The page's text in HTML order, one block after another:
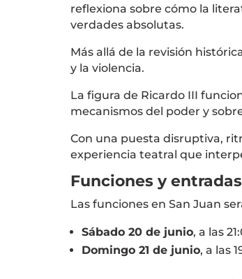
reflexiona sobre cómo la
verdades absolutas.
Más allá de la revisión
y la violencia.
La figura de Ricardo III
mecanismos del poder y
Con una puesta disruptiva,
experiencia teatral que
Funciones y entradas
Las funciones en San Juan
Sábado 20 de junio, a las
Domingo 21 de junio, a las